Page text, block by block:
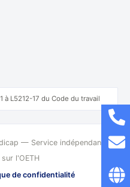
à L5212-17 du Code du travail
— Service indépendant
l'OETH
de confidentialité